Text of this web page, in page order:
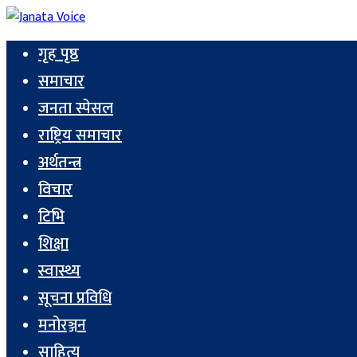
गृह पृष्ठ
समाचार
जनता स्पेसल
राष्ट्रिय समाचार
अर्थतन्त्र
विचार
टिभि
शिक्षा
स्वास्थ्य
सूचना प्रविधि
मनोरञ्जन